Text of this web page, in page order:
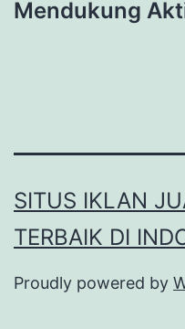
Mendukung
SITUS IKLAN
TERBAIK DI
Proudly powered by